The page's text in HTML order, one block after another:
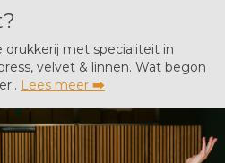
drukkerij met specialiteit in
velvet & linnen. Wat begon
Lees meer ⮕